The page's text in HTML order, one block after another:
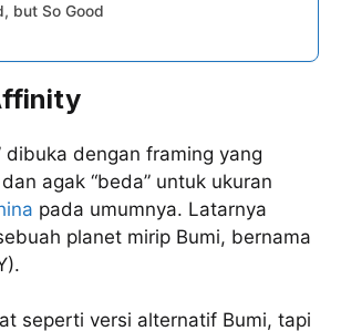
but So Good
dibuka dengan framing yang
agak “beda” untuk ukuran
pada umumnya. Latarnya
planet mirip Bumi, bernama
seperti versi alternatif Bumi, tapi